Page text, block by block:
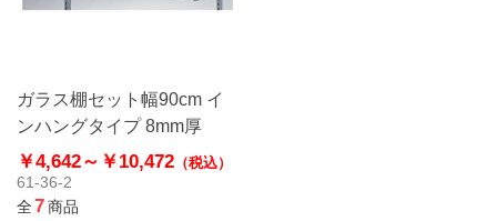
ガラス棚セット幅90cm イ
ンハングタイプ 8mm厚
￥4,642～ ￥10,472 （税込）
61-36-2
全7商品